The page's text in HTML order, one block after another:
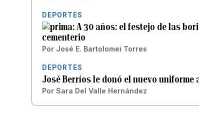
DEPORTES
A 30 años: el festejo de las
cementerio
Por José E. Bartolomei Torres
DEPORTES
José Berríos le donó el nuevo uniforme
Por Sara Del Valle Hernández